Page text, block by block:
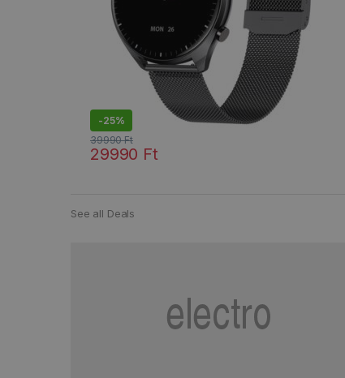
-25%
29990 Ft
39990Ft
Ennek a terméknek több variációja van. A
See all Deals